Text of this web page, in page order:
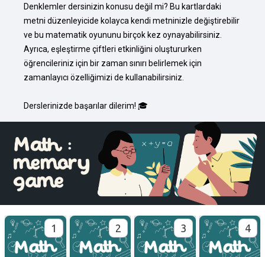
Denklemler dersinizin konusu değil mi? Bu kartlardaki
metni düzenleyicide kolayca kendi metninizle değiştirebilir
ve bu matematik oyununu birçok kez oynayabilirsiniz.
Ayrıca, eşleştirme çiftleri etkinliğini oluştururken
öğrencileriniz için bir zaman sınırı belirlemek için
zamanlayıcı özelliğimizi de kullanabilirsiniz.
Derslerinizde başarılar dilerim! 🎓